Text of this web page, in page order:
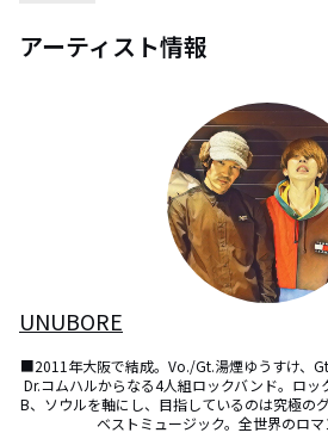
アーティスト情報
UNUBORE
■2011年大阪で結成。Vo./Gt.湯煙ゆうすけ、
Dr.コムハルからなる4人組ロックバンド。ロ
B、ソウルを軸にし、目指しているのは究極の
ベストミュージック。全世界のロマ